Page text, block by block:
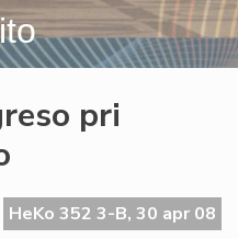
pri
HeKo 352 3-B, 30 apr 08